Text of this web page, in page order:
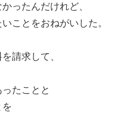
ったんだけれど、
ことをおねがいした。
請求して、
たことと
を